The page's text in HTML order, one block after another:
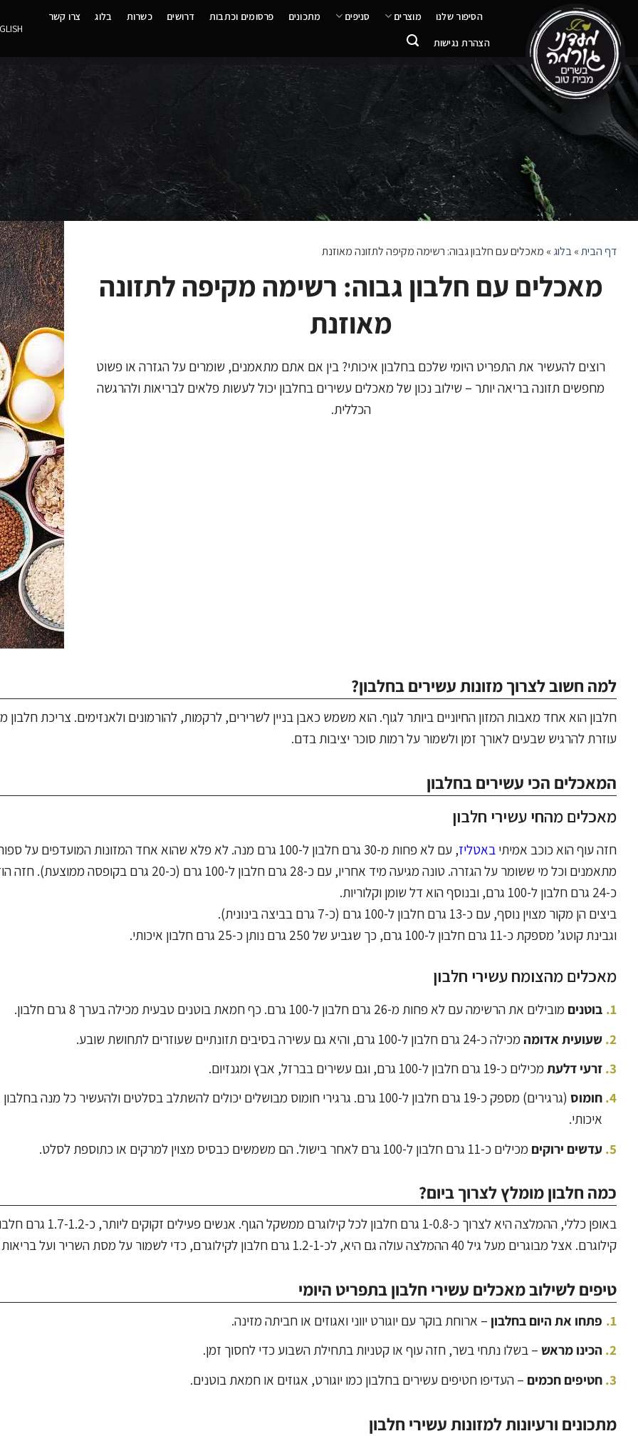
לתוכן
הסיפור שלנו מוצרים סניפים מתכונים פרסומים וכתבות דרושים כשרות בלוג צרו קשר
הצהרת נגישות
דף הבית»בלוג » מאכלים עם חלבון גבוה: רשימה מקיפה לתזונה מאוזנת
מאכלים עם חלבון גבוה: רשימה מקיפה לתזונה
מאוזנת
רוצים להעשיר את התפריט היומי שלכם בחלבון איכותי? בין אם אתם מתאמנים, שומרים על הגזרה או פשוט
מחפשים תזונה בריאה יותר – שילוב נכון של מאכלים עשירים בחלבון יכול לעשות פלאים לבריאות ולהרגשה
הכללית.
למה חשוב לצרוך מזונות עשירים בחלבון?
חלבון הוא אחד מאבות המזון החיוניים ביותר לגוף. הוא משמש כאבן בניין לשרירים, לרקמות, להורמונים ולאנזימים. צריכת
עוזרת להרגיש שבעים לאורך זמן ולשמור על רמות סוכר יציבות בדם.
המאכלים הכי עשירים בחלבון
מאכלים מהחי עשירי חלבון
חזה עוף הוא כוכב אמיתי באטליז
, עם לא פחות מ-30 גרם חלבון ל-100 גרם מנה. לא פלא שהוא אחד המזונות המועדפים על
מתאמנים וכל מי ששומר על הגזרה. טונה מגיעה מיד אחריו, עם כ-28 גרם חלבון ל-100 גרם (כ-20 גרם
כ-24 גרם חלבון ל-100 גרם, ובנוסף הוא דל שומן וקלוריות.
ביצים הן מקור מצוין נוסף, עם כ-13 גרם חלבון ל-100 גרם (כ-7 גרם בביצה בינונית).
וגבינת קוטג’ מספקת כ-11 גרם חלבון ל-100 גרם, כך שגביע של 250 גרם נותן כ-25 גרם חלבון איכותי.
מאכלים מהצומח עשירי חלבון
בוטנים מובילים את הרשימה עם לא פחות מ-26 גרם חלבון ל-100 גרם. כף חמאת בוטנים טבעית מכילה בערך 8 גרם חלבון.
שעועית אדומה מכילה כ-24 גרם חלבון ל-100 גרם, והיא גם עשירה בסיבים תזונתיים שעוזרים לתחושת שובע.
זרעי דלעת מכילים כ-19 גרם חלבון ל-100 גרם, וגם עשירים בברזל, אבץ ומגנזיום.
חומוס
(גרגירים) מספק כ-19 גרם חלבון ל-100 גרם. גרגירי חומוס מבושלים יכולים להשתלב בסלטים ולהעשיר כל מנה
איכותי.
עדשים ירוקים מכילים כ-11 גרם חלבון ל-100 גרם לאחר בישול. הם משמשים כבסיס מצוין למרקים או כתוספת לסלט.
כמה חלבון מומלץ לצרוך ביום?
באופן כללי, ההמלצה היא לצרוך כ-1-0.8 גרם חלבון לכל קילוגרם ממשקל
קילוגרם. אצל מבוגרים מעל גיל 40 ההמלצה עולה גם היא, לכ-1.2-1 גרם חלבון לקילוגרם, כדי לשמור על מסת השריר ועל בריאות כללית.
טיפים לשילוב מאכלים עשירי חלבון בתפריט היומי
פתחו את היום בחלבון – ארוחת בוקר עם יוגורט יווני ואגוזים או חביתה מזינה.
הכינו מראש – בשלו נתחי בשר, חזה עוף או קטניות בתחילת השבוע כדי לחסוך זמן.
חטיפים חכמים – העדיפו חטיפים עשירים בחלבון כמו יוגורט, אגוזים או חמאת בוטנים.
מתכונים ורעיונות למזונות עשירי חלבון